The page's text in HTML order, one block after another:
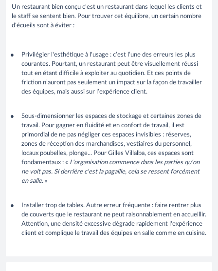
Un restaurant bien conçu c’est un restaurant dans lequel les clients et
le staff se sentent bien. Pour trouver cet équilibre, un certain nombre
d'écueils sont à éviter :
Privilégier l'esthétique à l'usage : c’est l’une des erreurs les plus
courantes. Pourtant, un restaurant peut être visuellement réussi
tout en étant difficile à exploiter au quotidien. Et ces points de
friction n’auront pas seulement un impact sur la façon de travailler
des équipes, mais aussi sur l’expérience client.
Sous-dimensionner les espaces de stockage et certaines zones de
travail. Pour gagner en fluidité et en confort de travail, il est
primordial de ne pas négliger ces espaces invisibles : réserves,
zones de réception des marchandises, vestiaires du personnel,
locaux poubelles, plonge... Pour Gilles Villalba, ces espaces sont
fondamentaux : « L'organisation commence dans les parties qu'on
ne voit pas. Si derrière c'est la pagaille, cela se ressent forcément
en salle. »
Installer trop de tables. Autre erreur fréquente : faire rentrer plus
de couverts que le restaurant ne peut raisonnablement en accueillir.
Attention, une densité excessive dégrade rapidement l'expérience
client et complique le travail des équipes en salle comme en cuisine.